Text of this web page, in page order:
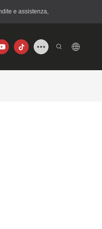
e assistenza,